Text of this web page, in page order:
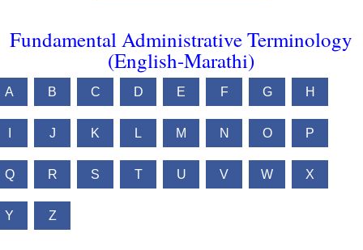
Fundamental Administrative Terminology
(English-Marathi)
A B C D E F G H
J K L M N O P
Q R S T U V W X
Y Z